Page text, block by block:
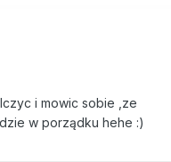
i mowic sobie ,ze
w porządku hehe :)